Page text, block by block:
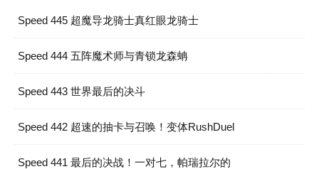
Speed 445 超魔导龙骑士真红眼龙骑士
Speed 444 五阵魔术师与青锁龙森蚺
Speed 443 世界最后的决斗
Speed 442 超速的抽卡与召唤！变体RushDuel
Speed 441 最后的决战！一对七，帕瑞拉尔的